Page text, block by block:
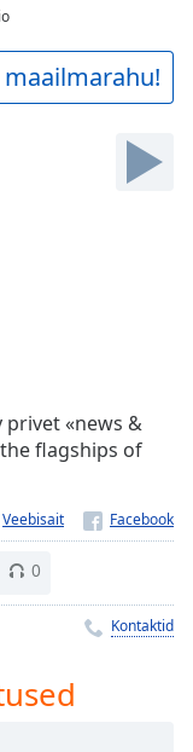
maailmarahu!
privet «news &
flagships of
Veebisait
0
Kontaktid